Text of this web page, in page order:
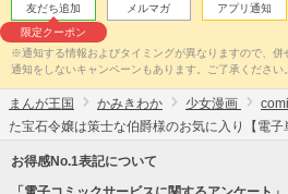
友だち追加
限定クーポン
メルマガ アプリ通知
※通知する情報およびタイミングが異なりますので、
通知をしないキャンペーンもあります。ご了承ください。
まんが王国 かみきわか 少女漫画
た宝石令嬢は策士な伯爵様のお気に入り【電子
お得感No.1表記について